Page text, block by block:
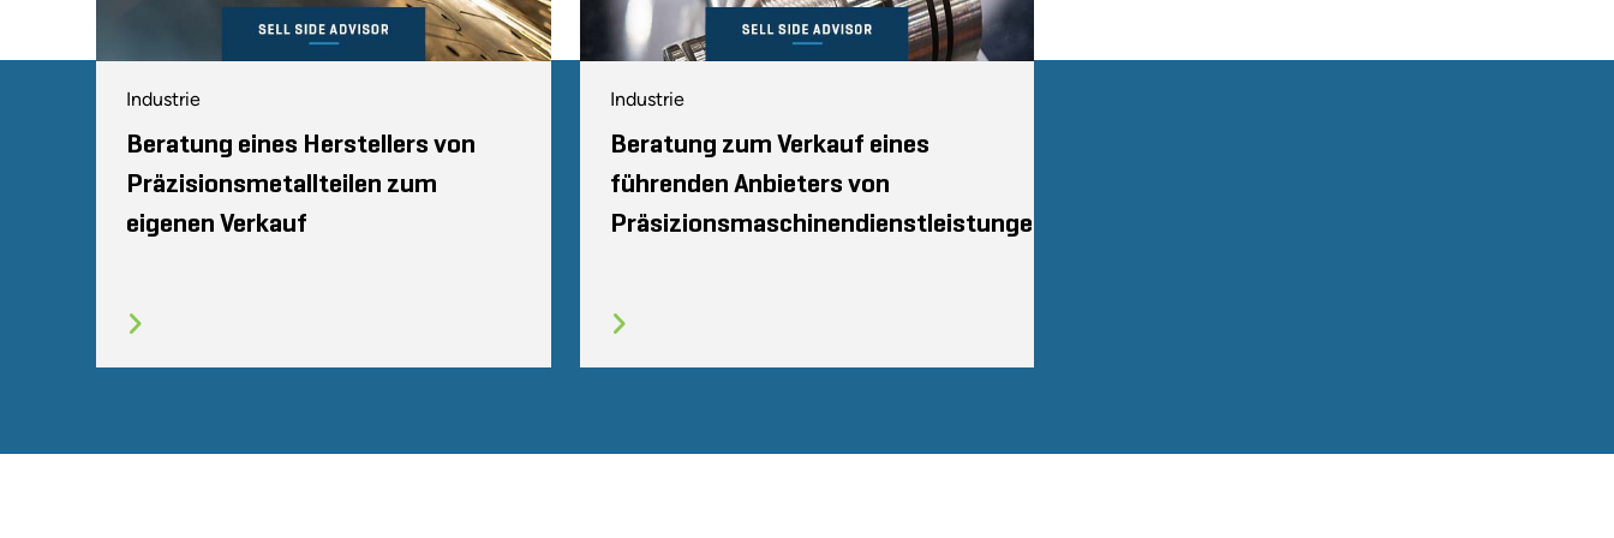
Industrie
Beratung eines Herstellers von
Präzisionsmetallteilen zum
eigenen Verkauf
Industrie
Beratung zum Verkauf eines
führenden Anbieters von
Präsizionsmaschinendienstleistungen